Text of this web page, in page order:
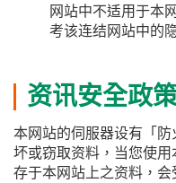
网站中不适用于本
考该连结网站中的
资讯安全政
本网站的伺服器设有「
坏或窃取资料，当您使
存于本网站上之资料，